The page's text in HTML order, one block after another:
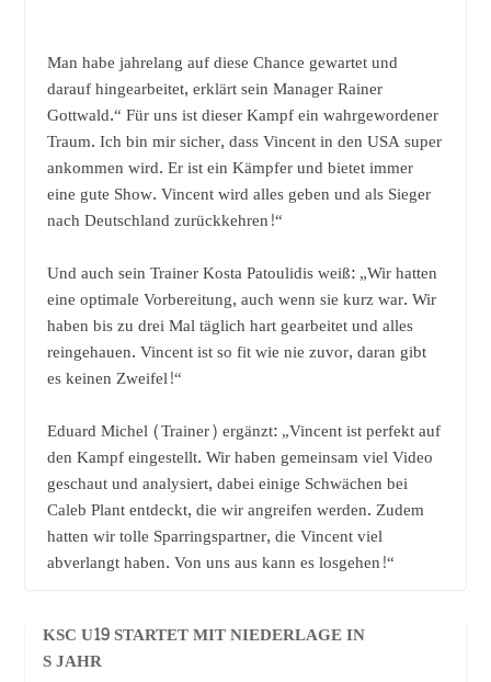
Man habe jahrelang auf diese Chance gewartet und
darauf hingearbeitet, erklärt sein Manager Rainer
Gottwald.“ Für uns ist dieser Kampf ein wahrgewordener
Traum. Ich bin mir sicher, dass Vincent in den USA super
ankommen wird. Er ist ein Kämpfer und bietet immer
eine gute Show. Vincent wird alles geben und als Sieger
nach Deutschland zurückkehren!“
Und auch sein Trainer Kosta Patoulidis weiß: „Wir hatten
eine optimale Vorbereitung, auch wenn sie kurz war. Wir
haben bis zu drei Mal täglich hart gearbeitet und alles
reingehauen. Vincent ist so fit wie nie zuvor, daran gibt
es keinen Zweifel!“
Eduard Michel (Trainer) ergänzt: „Vincent ist perfekt auf
den Kampf eingestellt. Wir haben gemeinsam viel Video
geschaut und analysiert, dabei einige Schwächen bei
Caleb Plant entdeckt, die wir angreifen werden. Zudem
hatten wir tolle Sparringspartner, die Vincent viel
abverlangt haben. Von uns aus kann es losgehen!“
KSC U19 STARTET MIT NIEDERLAGE IN
S JAHR